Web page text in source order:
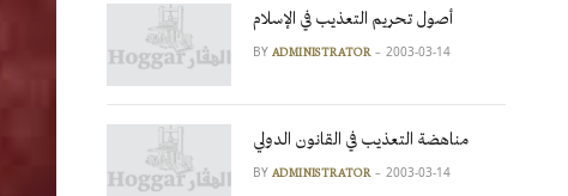
أصول تحريم التعذيب في الإسلام
BY ADMINISTRATOR 2003-03-14
مناهضة التعذيب في القانون الدولي
BY ADMINISTRATOR 2003-03-14